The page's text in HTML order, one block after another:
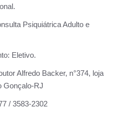
Psiquiátrica Adulto e
Eletivo.
Alfredo Backer, n°374, loja
Gonçalo-RJ
/ 3583-2302